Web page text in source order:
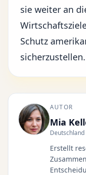
sie weiter an
Schutz
sicherzustellen.
AUTOR
Mia
Deutschland
Erstellt